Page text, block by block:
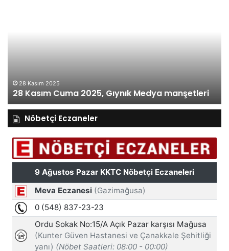
Cuma 2025, Gıynık Medya manşetleri
manşetleri
Nöbetçi Eczaneler